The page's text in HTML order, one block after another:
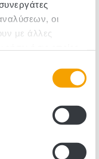
οι
με άλλες